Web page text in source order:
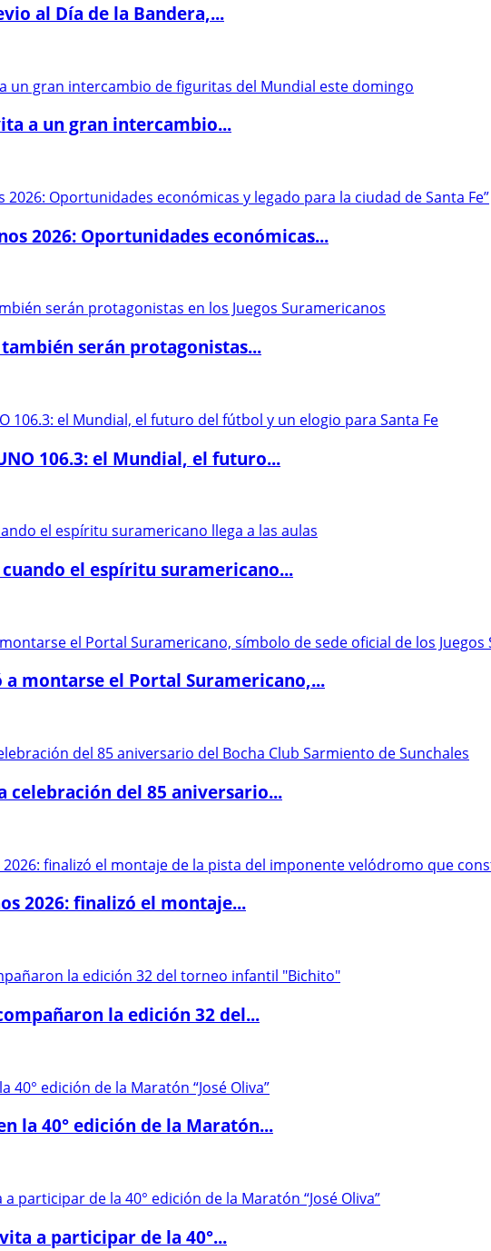
al Día de la Bandera,...
a un gran intercambio...
2026: Oportunidades económicas...
serán protagonistas...
106.3: el Mundial, el futuro...
cuando el espíritu suramericano...
a montarse el Portal Suramericano,...
celebración del 85 aniversario...
2026: finalizó el montaje...
la edición 32 del...
la 40° edición de la Maratón...
a participar de la 40°...